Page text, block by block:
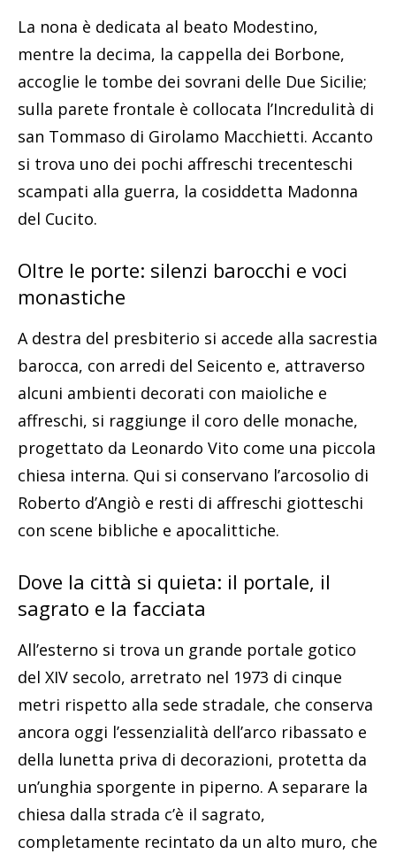
La nona è dedicata al beato Modestino,
mentre la decima, la cappella dei Borbone,
accoglie le tombe dei sovrani delle Due Sicilie;
sulla parete frontale è collocata l’Incredulità di
san Tommaso di Girolamo Macchietti. Accanto
si trova uno dei pochi affreschi trecenteschi
scampati alla guerra, la cosiddetta Madonna
del Cucito.
Oltre le porte: silenzi barocchi e voci
monastiche
A destra del presbiterio si accede alla sacrestia
barocca, con arredi del Seicento e, attraverso
alcuni ambienti decorati con maioliche e
affreschi, si raggiunge il coro delle monache,
progettato da Leonardo Vito come una piccola
chiesa interna. Qui si conservano l’arcosolio di
Roberto d’Angiò e resti di affreschi giotteschi
con scene bibliche e apocalittiche.
Dove la città si quieta: il portale, il
sagrato e la facciata
All’esterno si trova un grande portale gotico
del XIV secolo, arretrato nel 1973 di cinque
metri rispetto alla sede stradale, che conserva
ancora oggi l’essenzialità dell’arco ribassato e
della lunetta priva di decorazioni, protetta da
un’unghia sporgente in piperno. A separare la
chiesa dalla strada c’è il sagrato,
completamente recintato da un alto muro, che